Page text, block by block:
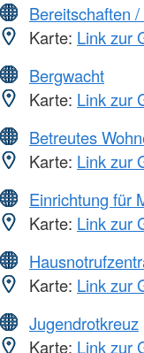
Bereitschaften
Karte: Link zur
Bergwacht
Karte: Link zur
Betreutes
Karte: Link zur
Einrichtung für
Karte: Link zur
Karte: Link zur
Jugendrotkreuz
Karte: Link zur